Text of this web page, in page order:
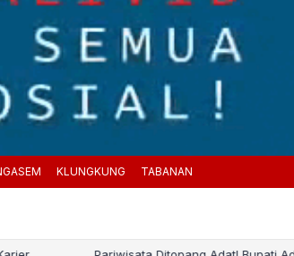
KLUNGKUNG TABANAN